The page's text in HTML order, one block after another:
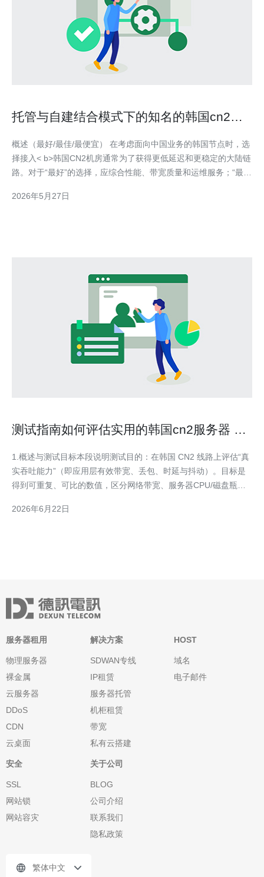
托管与自建结合模式下的知名的韩国cn2机
概述（最好/最佳/最便宜） 在考虑面向中国业务的韩国节点时，选
择接入< b>韩国CN2机房通常为了获得更低延迟和更稳定的大陆链
路。对于“最好”的选择，应综合性能、带宽质量和运维服务；“最
往往牺牲带宽质量或运维支持。对于多数中小企业，采取< b>托管
2026年5月27日
测试指南如何评估实用的韩国cn2服务器 的
1.概述与测试目标本段说明测试目的：在韩国 CN2 线路上评估“真
实吞吐能力”（即应用层有效带宽、丢包、时延与抖动）。目标是
得到可重复、可比的数值，区分网络带宽、服务器CPU/磁盘瓶颈
CN2 路由的服务器（root 权限）、一台国内或其他位置的测试客
2026年6月22日
服务器租用
物理服务器
裸金属
云服务器
DDoS
CDN
云桌面
解决方案
SDWAN专线
IP租赁
服务器托管
机柜租赁
带宽
私有云搭建
HOST
域名
电子邮件
安全
SSL
网站锁
网站容灾
关于公司
BLOG
公司介绍
联系我们
隐私政策
繁体中文